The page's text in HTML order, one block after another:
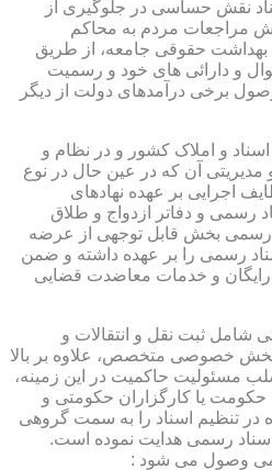
نقش حساسی در جلوگیری از
مراجعات مردم به محاکم
بهداشت حقوقی جامعه، از طریق
و دارائی های خود و رسمیت
برخی درآمدهای دولت از دیگر
و املاک کشور و در نظام و
مدیریتی آن که در عین حال در نوع
اجرایی بر عهده نهادهای
رسمی و دفاتر ازدواج و طلاق
رسمی بخش قابل توجهی از عرضه
رسمی را بر عهده داشته و ضمن
رایگان و خدمات معاضدت قضایی
شامل ثبت نقل و انتقالات و
خصوصی متخصص، علاوه بر بالا
مسئولیت حاکمیت در این زمینه،
یا کارگزاران حکومتی و
در تنظیم اسناد را به سمت گروهی
رسمی هدایت نموده است.
وصول می شود :